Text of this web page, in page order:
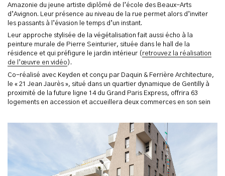
Amazonie du jeune artiste diplômé de l’école des Beaux-Arts
d’Avignon. Leur présence au niveau de la rue permet alors d’inviter
les passants à l’évasion le temps d’un instant.
Leur approche stylisée de la végétalisation fait aussi écho à la
peinture murale de Pierre Seinturier, située dans le hall de la
résidence et qui préfigure le jardin intérieur ( retrouvez la réalisation
de l’œuvre en vidéo ).
Co-réalisé avec Keyden et conçu par Daquin & Ferrière Architecture,
le « 21 Jean Jaurès », situé dans un quartier dynamique de Gentilly à
proximité de la future ligne 14 du Grand Paris Express, offrira 63
logements en accession et accueillera deux commerces en son sein